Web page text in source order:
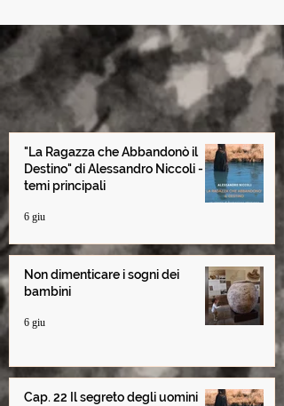
"La Ragazza che Abbandonò il
Destino" di Alessandro Niccoli -
temi principali
6 giu
Non dimenticare i sogni dei
bambini
6 giu
Cap. 22 Il segreto degli uomini